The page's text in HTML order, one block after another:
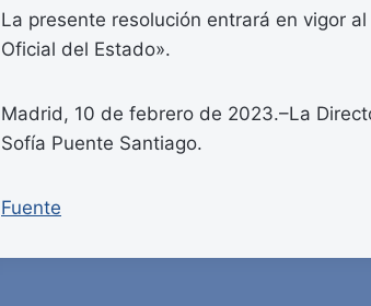
La presente resolución entrará en vigor
Oficial del Estado».
Madrid, 10 de febrero de 2023.–La
Sofía Puente Santiago.
Fuente